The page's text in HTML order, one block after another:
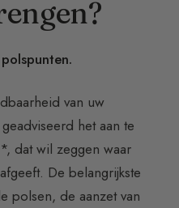
van uw
het aan te
dat wil zeggen waar
De belangrijkste
polsen, de aanzet van